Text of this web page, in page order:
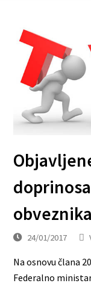
24/01/2017
Na osnovu člana
Federalno